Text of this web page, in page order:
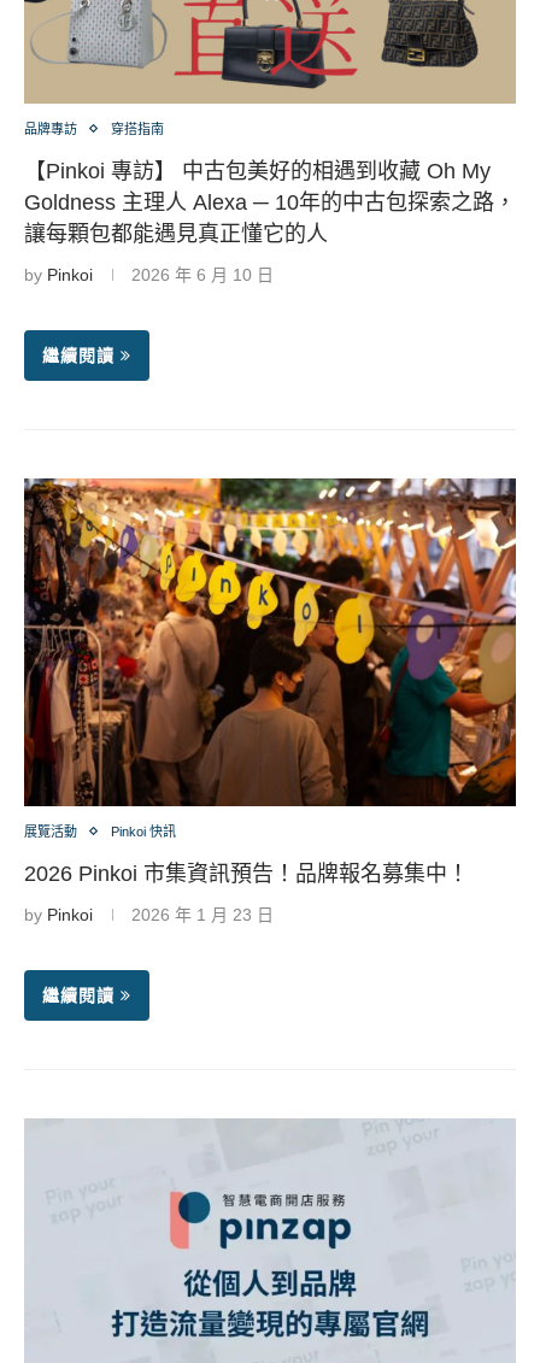
品牌專訪 穿搭指南
【Pinkoi 專訪】 中古包美好的相遇到收藏 Oh My
Goldness 主理人 Alexa ─ 10年的中古包探索之路，
讓每顆包都能遇見真正懂它的人
by Pinkoi 2026 年 6 月 10 日
繼續閱讀
展覽活動 Pinkoi 快訊
2026 Pinkoi 市集資訊預告！品牌報名募集中！
by Pinkoi 2026 年 1 月 23 日
繼續閱讀